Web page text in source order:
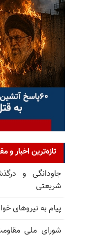
تازه‌ترین اخبار و
جاودانگی و
شریعتی
پیام به نیروهای خواهان
شورای ملی